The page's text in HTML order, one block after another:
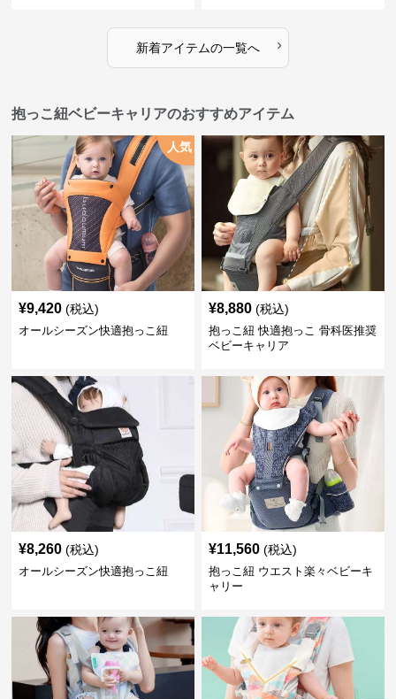
新着アイテムの一覧へ ›
抱っこ紐ベビーキャリアのおすすめアイテム
人気
¥9,420 (税込)
オールシーズン快適抱っこ紐
¥8,880 (税込)
抱っこ紐 快適抱っこ 骨科医推奨
ベビーキャリア
¥8,260 (税込)
オールシーズン快適抱っこ紐
¥11,560 (税込)
抱っこ紐 ウエスト楽々ベビーキ
ャリー